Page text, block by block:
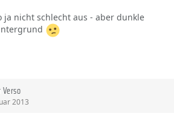
ja nicht schlecht aus - aber dunkle
2013